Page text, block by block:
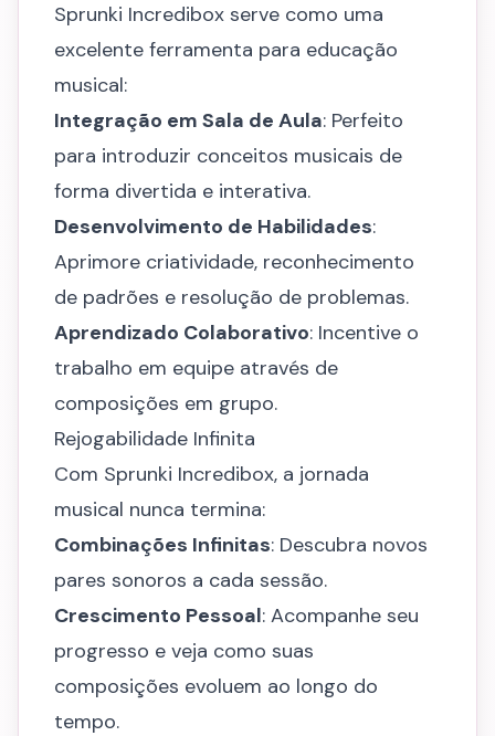
Sprunki Incredibox serve como uma
excelente ferramenta para educação
musical:
Integração em Sala de Aula: Perfeito
para introduzir conceitos musicais de
forma divertida e interativa.
Desenvolvimento de Habilidades:
Aprimore criatividade, reconhecimento
de padrões e resolução de problemas.
Aprendizado Colaborativo: Incentive o
trabalho em equipe através de
composições em grupo.
Rejogabilidade Infinita
Com Sprunki Incredibox, a jornada
musical nunca termina:
Combinações Infinitas: Descubra novos
pares sonoros a cada sessão.
Crescimento Pessoal: Acompanhe seu
progresso e veja como suas
composições evoluem ao longo do
tempo.